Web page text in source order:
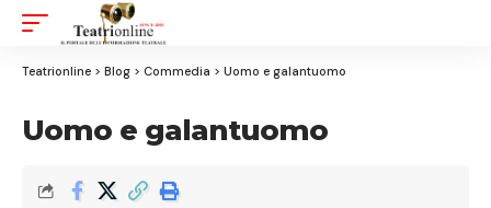
Teatrionline > Blog > Commedia > Uomo e galantuomo
Uomo e galantuomo